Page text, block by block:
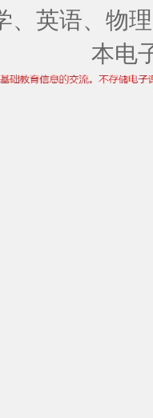
、英语、物
本电